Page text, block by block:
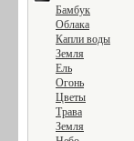
Бамбук
Облака
Капли воды
Земля
Ель
Огонь
Цветы
Трава
Земля